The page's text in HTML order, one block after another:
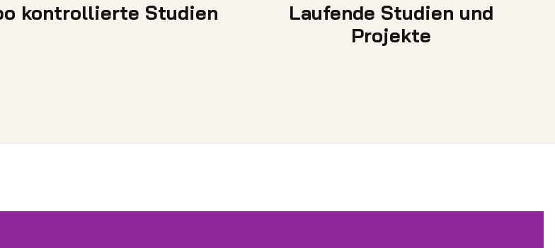
kontrollierte Studien
Laufende Studien und
Projekte